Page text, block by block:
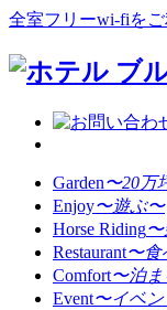
全室フリーwi-fiをご
Garden〜20万
Enjoy〜遊ぶ〜
Horse Riding
Restaurant〜食
Comfort〜泊
Event〜イベ